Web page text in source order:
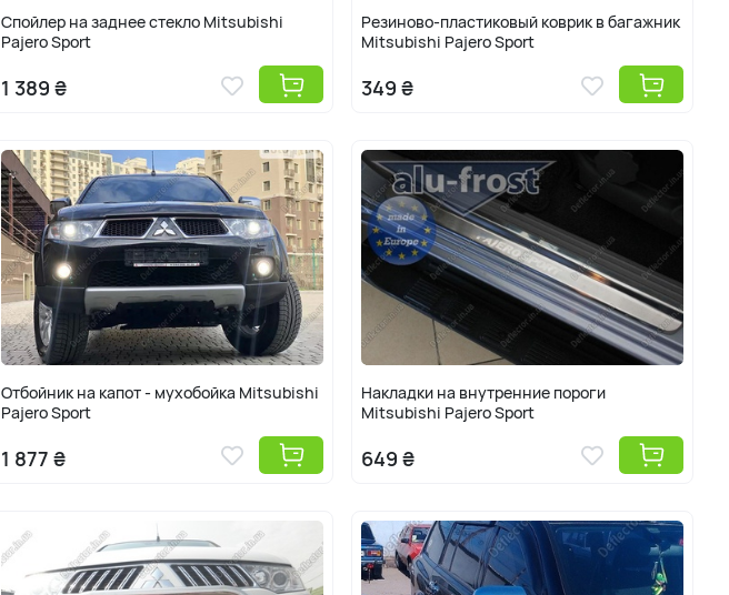
Спойлер на заднее стекло Mitsubishi
Pajero Sport
1 389 ₴
Резиново-пластиковый коврик в багажник
Mitsubishi Pajero Sport
349 ₴
Отбойник на капот - мухобойка Mitsubishi
Pajero Sport
1 877 ₴
Накладки на внутренние пороги
Mitsubishi Pajero Sport
649 ₴